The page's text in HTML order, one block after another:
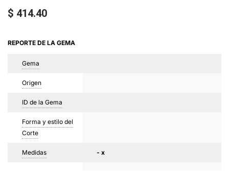
$ 414.40
REPORTE DE LA GEMA
Gema
Origen
ID de la Gema
Forma y estilo del
Corte
Medidas - x